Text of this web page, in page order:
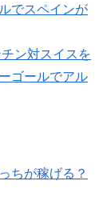
でスペインが
ン対スイスを
ゴールでアル
ちが稼げる？